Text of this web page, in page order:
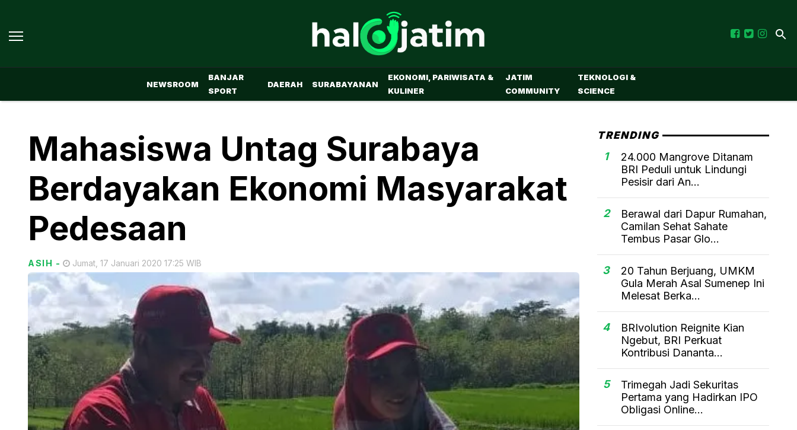
NEWSROOM
BANJAR
SPORT
DAERAH SURABAYANAN
EKONOMI, PARIWISATA &
KULINER
JATIM
COMMUNITY
TEKNOLOGI &
SCIENCE
Mahasiswa Untag Surabaya
Berdayakan Ekonomi Masyarakat
Pedesaan
ASIH - Jumat, 17 Januari 2020 17:25 WIB
TRENDING
1
24.000 Mangrove Ditanam
BRI Peduli untuk Lindungi
Pesisir dari An...
2
Berawal dari Dapur Rumahan,
Camilan Sehat Sahate
Tembus Pasar Glo...
3
20 Tahun Berjuang, UMKM
Gula Merah Asal Sumenep Ini
Melesat Berka...
4
BRIvolution Reignite Kian
Ngebut, BRI Perkuat
Kontribusi Dananta...
5
Trimegah Jadi Sekuritas
Pertama yang Hadirkan IPO
Obligasi Online...